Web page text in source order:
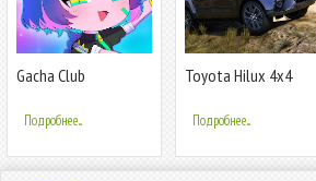
Gacha Club
Подробнее...
Toyota Hilux 4x4
Подробнее...